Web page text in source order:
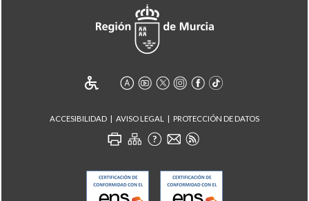
ACCESIBILIDAD AVISO LEGAL PROTECCIÓN DE DATOS